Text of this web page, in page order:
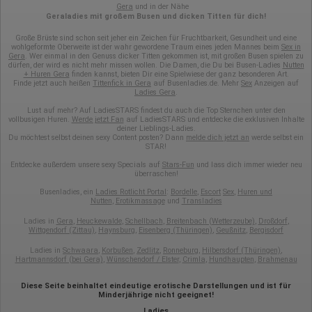
Sprache
Betriebssystem
Gerät (PC, Tablet-PC oder Smartphone)
Browser und alle verwendeten Add-ons
Auflösung des Computers
Besucherquelle (Facebook, Suchmaschine oder
verweisende Webseite)
Welche Dateien wurden heruntergeladen?
Welche Videos angeschaut?
Wurden Werbebanner angeklickt?
Wohin ging der Besucher? Klickte er auf weitere Seiten des
Portals oder hat er sie komplett verlassen?
Wie lange blieb der Besucher?
Ort der Verarbeitung:
Hotjar
Wir nutzen Hotjar als Webanalysedient. Es wird verwendet, um
Daten über das Benutzerverhalten zu sammeln. Hotjar kann
auf unserer Website eingebunden sind, von Ihnen bereitgestellte
Informationen verarbeiten.
Herausgeber:
Hotjar Limited, Malta
Gera und in der Nähe
Geraladies mit großem Busen und dicken Titten für dich!
Große Brüste sind schon seit jeher ein Zeichen für Fruchtbarkeit, Gesundheit und eine
wohlgeformte Oberweite ist der wahr gewordene Traum eines jeden Mannes beim Sex in
Gera. Wer einmal in den Genuss dicker Titten gekommen ist, mit großen Busen spielen zu
dürfen, der wird es nicht mehr missen wollen. Die Damen, die Du bei Busen-Ladies Nutten
+ Huren Gera finden kannst, bieten Dir eine Spielwiese der ganz besonderen Art.
Finde jetzt auch heißen Tittenfick in Gera auf Busenladies.de. Mehr Sex Anzeigen auf
Ladies Gera.
Lust auf mehr? Auf LadiesSTARS findest du auch die Top Sternchen unter den
vollbusigen Huren. Werde jetzt Fan auf LadiesSTARS und entdecke die exklusiven Inhalte
deiner Lieblings-Ladies.
Du möchtest selbst deinen sexy Content posten? Dann melde dich jetzt an werde selbst ein
STAR!
Entdecke außerdem unsere sexy Specials auf Stars-Fun und lass dich immer wieder neu
überraschen!
Busenladies, ein Ladies Rotlicht Portal Bordelle, Escort Sex, Huren und
Nutten, Erotikmassageund Transladies
Ladies in Gera, Heuckewalde, Schellbach, Breitenbach (Wetterzeube), Droßdorf,
Wittgendorf (Zittau), Haynsburg, Eisenberg (Thüringen), Geußnitz, Bergisdorf
Ladies in Schwaara, Korbußen, Zedlitz, Ronneburg, Hilbersdorf (Thüringen),
Hartmannsdorf (bei Gera), Wünschendorf / Elster, Crimla, Hundhaupten, Brahmenau
Diese Seite beinhaltet eindeutige erotische Darstellungen und ist für
Minderjährige nicht geeignet!